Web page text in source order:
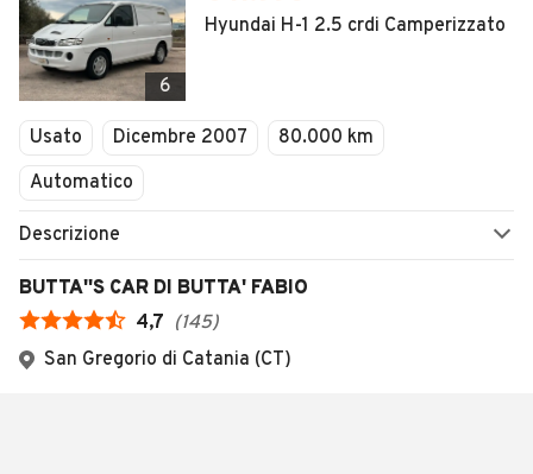
6
Hyundai H-1 2.5 crdi Camperizzato
Usato Dicembre 2007
80.000 km
Automatico
Descrizione
BUTTA''S CAR DI BUTTA' FABIO
4,7 (145)
San Gregorio di Catania (CT)